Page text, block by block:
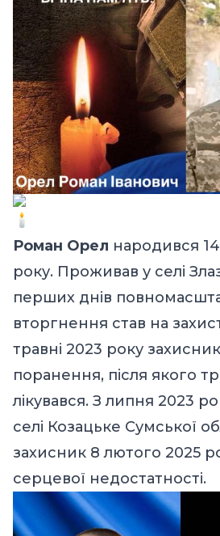
Роман Орел народився
року. Проживав у селі
перших днів
вторгнення став на
травні 2023 року
поранення, після якого
лікувався. З липня 2023
селі Козацьке Сумської
захисник 8 лютого 2025
серцевої недостатності.